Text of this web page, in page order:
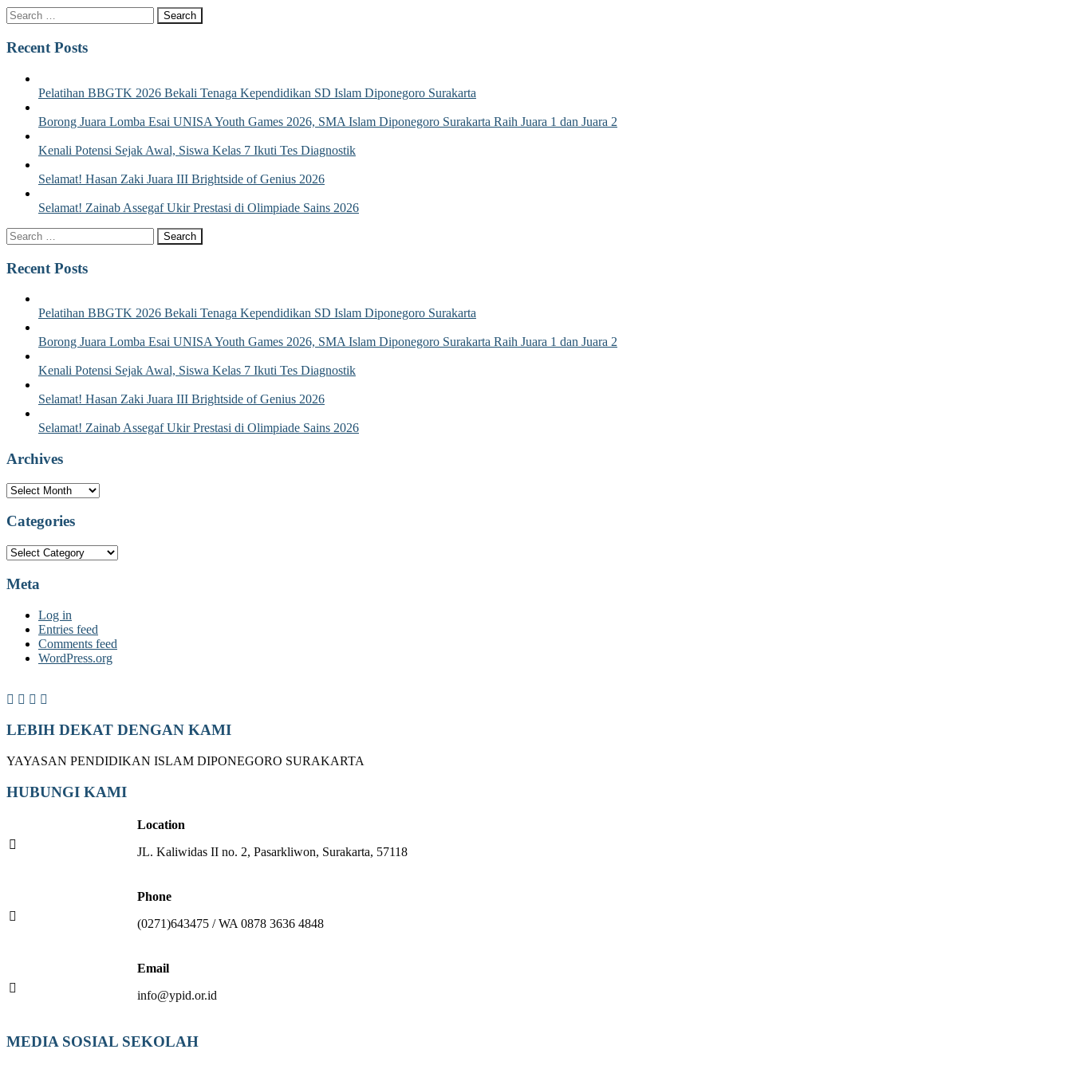
Recent Posts
Pelatihan BBGTK 2026 Bekali Tenaga Kependidikan SD Islam Diponegoro Surakarta
Borong Juara Lomba Esai UNISA Youth Games 2026, SMA Islam Diponegoro Surakarta Raih Juara 1 dan Juara 2
Kenali Potensi Sejak Awal, Siswa Kelas 7 Ikuti Tes Diagnostik
Selamat! Hasan Zaki Juara III Brightside of Genius 2026
Selamat! Zainab Assegaf Ukir Prestasi di Olimpiade Sains 2026
Recent Posts
Pelatihan BBGTK 2026 Bekali Tenaga Kependidikan SD Islam Diponegoro Surakarta
Borong Juara Lomba Esai UNISA Youth Games 2026, SMA Islam Diponegoro Surakarta Raih Juara 1 dan Juara 2
Kenali Potensi Sejak Awal, Siswa Kelas 7 Ikuti Tes Diagnostik
Selamat! Hasan Zaki Juara III Brightside of Genius 2026
Selamat! Zainab Assegaf Ukir Prestasi di Olimpiade Sains 2026
Archives
Archives
Categories
Categories
Meta
Log in
Entries feed
Comments feed
WordPress.org
LEBIH DEKAT DENGAN KAMI
YAYASAN PENDIDIKAN ISLAM DIPONEGORO SURAKARTA
HUBUNGI KAMI
Location
JL. Kaliwidas II no. 2, Pasarkliwon, Surakarta, 57118
Phone
(0271)643475 / WA 0878 3636 4848
Email
info@ypid.or.id
MEDIA SOSIAL SEKOLAH